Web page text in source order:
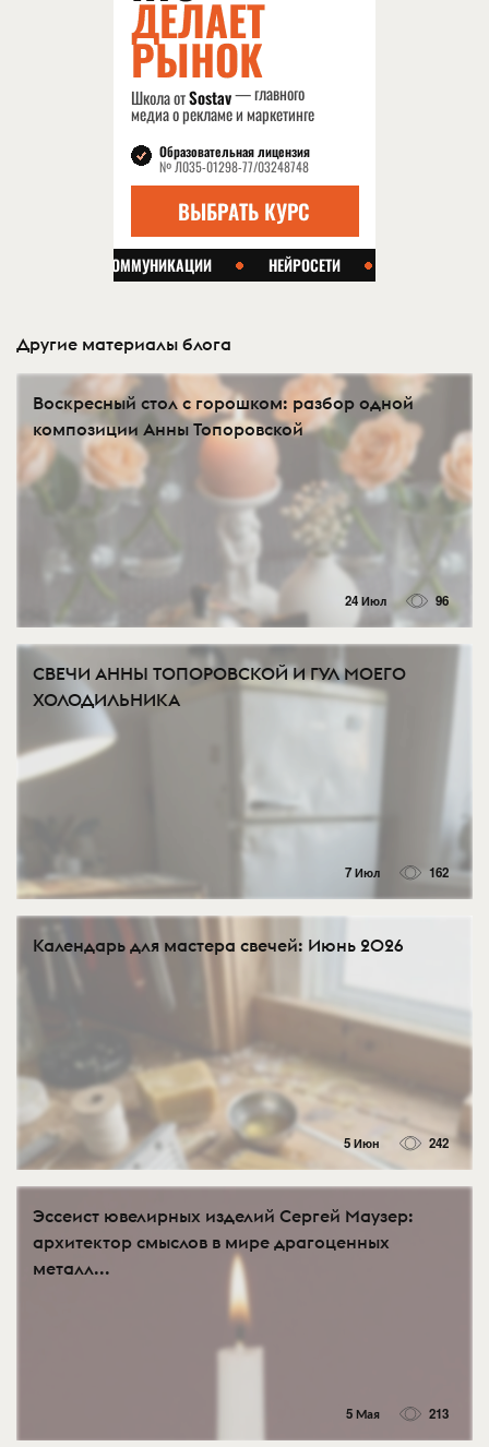
Другие материалы блога
Воскресный стол с горошком: разбор одной
композиции Анны Топоровской
24 Июл 96
СВЕЧИ АННЫ ТОПОРОВСКОЙ И ГУЛ МОЕГО
ХОЛОДИЛЬНИКА
7 Июл 162
Календарь для мастера свечей: Июнь 2026
5 Июн 242
Эссеист ювелирных изделий Сергей Маузер:
архитектор смыслов в мире драгоценных
металл...
5 Мая 213